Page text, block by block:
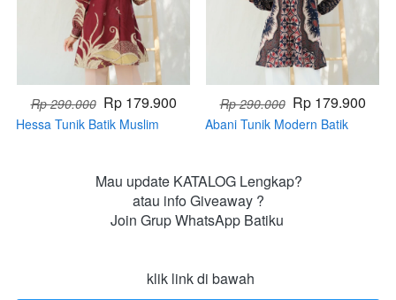
Rp 290.000 Rp 179.900
Hessa Tunik Batik Muslim
Rp 290.000 Rp 179.900
Abani Tunik Modern Batik
Mau update KATALOG Lengkap?
atau info Giveaway ?
Join Grup WhatsApp Batiku
klik link di bawah